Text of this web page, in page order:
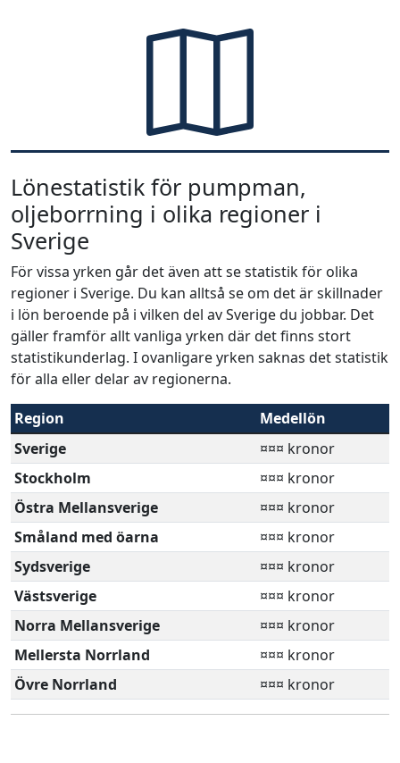
Lönestatistik för pumpman,
oljeborrning i olika regioner i
Sverige
För vissa yrken går det även att se statistik för olika
regioner i Sverige. Du kan alltså se om det är skillnader
i lön beroende på i vilken del av Sverige du jobbar. Det
gäller framför allt vanliga yrken där det finns stort
statistikunderlag. I ovanligare yrken saknas det statistik
för alla eller delar av regionerna.
Region
Medellön
Sverige
¤¤¤ kronor
Stockholm
¤¤¤ kronor
Östra Mellansverige
¤¤¤ kronor
Småland med öarna
¤¤¤ kronor
Sydsverige
¤¤¤ kronor
Västsverige
¤¤¤ kronor
Norra Mellansverige
¤¤¤ kronor
Mellersta Norrland
¤¤¤ kronor
Övre Norrland
¤¤¤ kronor